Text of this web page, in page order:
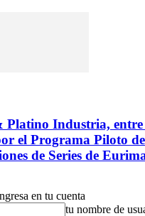
Platino Industria, entre
el Programa Piloto de
de Series de
en tu cuenta
tu nombre de